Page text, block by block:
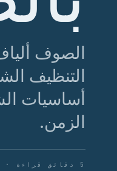
الصوف
التنظيف
أساسيات
الزمن.
5 دقائق قراءة · IRIS